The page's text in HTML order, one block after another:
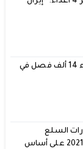
مصر تستهدف إنشاء 14 ألف فصل في
السلع
السعودية في أكتوبر 2021 على أساس